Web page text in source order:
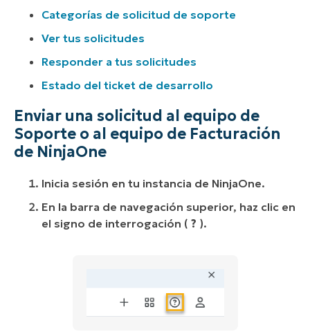
Categorías de solicitud de soporte
Ver tus solicitudes
Responder a tus solicitudes
Estado del ticket de desarrollo
Enviar una solicitud al equipo de
Soporte o al equipo de Facturación
de NinjaOne
Inicia sesión en tu instancia de NinjaOne.
En la barra de navegación superior, haz clic en
el signo de interrogación ( ? ).